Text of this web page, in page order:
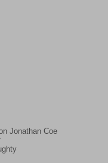
Jonathan Coe